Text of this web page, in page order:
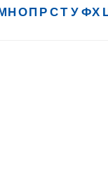
НОП РСТ УФХ